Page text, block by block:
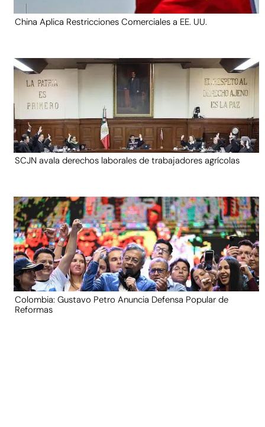
China Aplica Restricciones Comerciales a EE. UU.
SCJN avala derechos laborales de trabajadores agrícolas
Colombia: Gustavo Petro Anuncia Defensa Popular de
Reformas